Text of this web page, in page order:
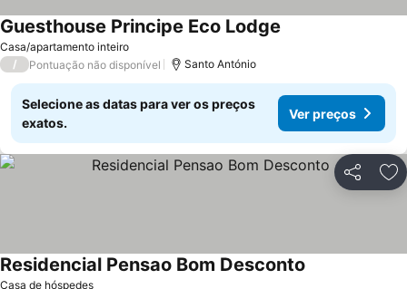
Casa/apartamento inteiro
Guesthouse Principe Eco Lodge
/ Pontuação não disponível Santo António
Selecione as datas para ver os preços
exatos.
Ver preços
Partilhar
Casa de hóspedes
Residencial Pensao Bom Desconto